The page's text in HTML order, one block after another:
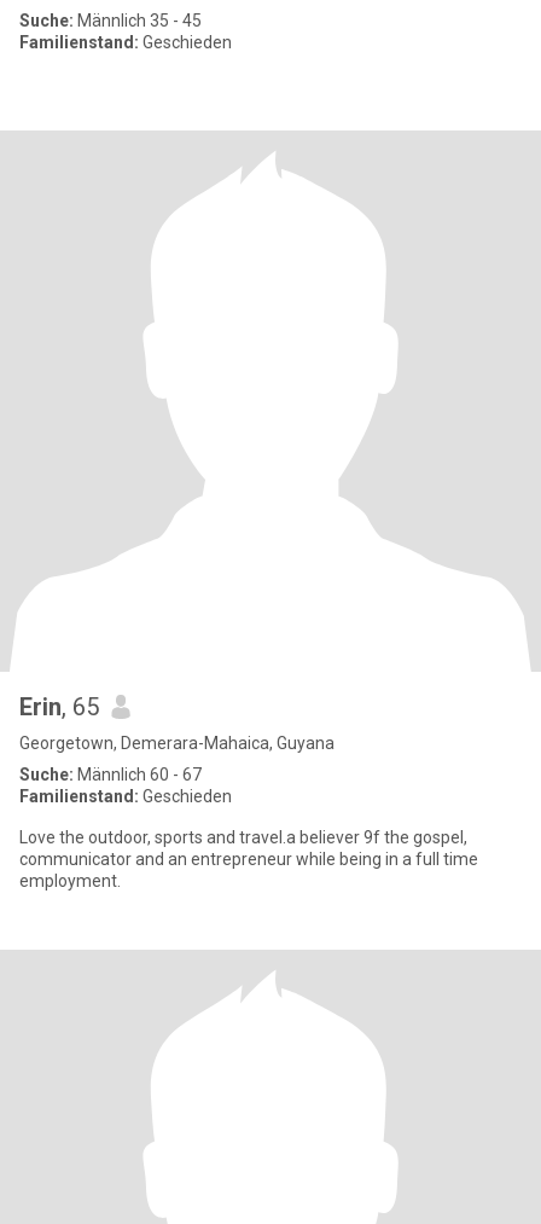
Suche: Männlich 35 - 45
Familienstand: Geschieden
Erin, 65
Georgetown, Demerara-Mahaica, Guyana
Suche: Männlich 60 - 67
Familienstand: Geschieden
Love the outdoor, sports and travel.a believer 9f the gospel,
communicator and an entrepreneur while being in a full time
employment.